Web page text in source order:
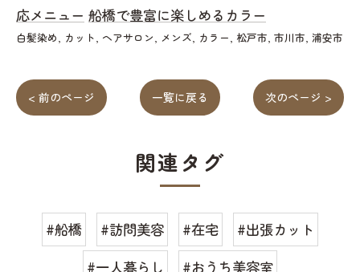
応メニュー 船橋で豊富に楽しめるカラー
白髪染め カット ヘアサロン メンズ カラー 松戸市 市川市 浦安市
< 前のページ 一覧に戻る 次のページ >
関連タグ
#船橋 #訪問美容 #在宅
#出張カット
#一人暮らし
#おうち美容室